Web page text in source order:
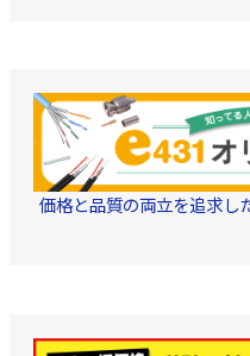
価格と品質の両立を追求し